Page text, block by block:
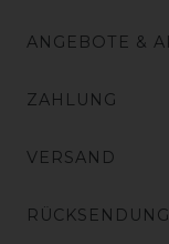
ANGEBOTE &
ZAHLUNG
VERSAND
RÜCKSENDUNG